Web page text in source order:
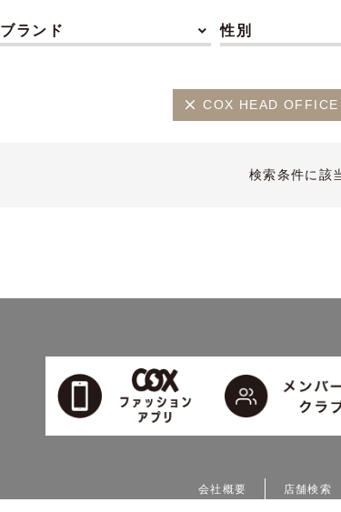
ブランド 性別
COX HEAD OFFICE
検索条件に該
会社概要 店舗検索